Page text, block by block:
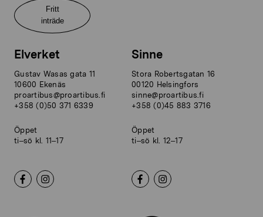
Fritt
inträde
Elverket
Gustav Wasas gata 11
10600 Ekenäs
proartibus@proartibus.fi
+358 (0)50 371 6339
Öppet
ti–sö kl. 11–17
Sinne
Stora Robertsgatan 16
00120 Helsingfors
sinne@proartibus.fi
+358 (0)45 883 3716
Öppet
ti–sö kl. 12–17